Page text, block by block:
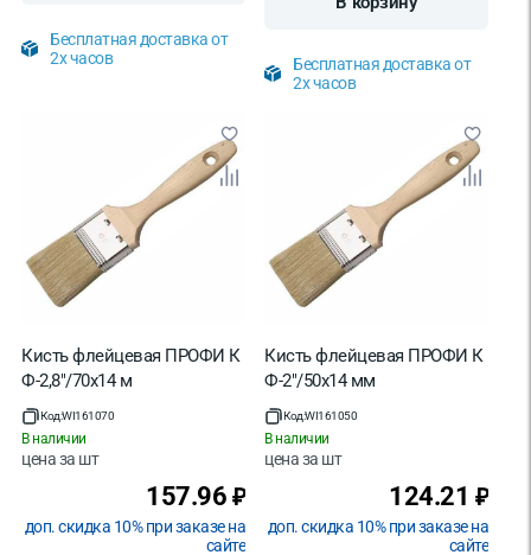
Бесплатная доставка от
2х часов
Бесплатная доставка от
2х часов
Кисть флейцевая ПРОФИ К
Ф-2,8"/70х14 м
Код:WI161070
В наличии
цена за шт
157.96 ₽
доп. скидка 10% при заказе на
сайте
Кисть флейцевая ПРОФИ К
Ф-2"/50х14 мм
Код:WI161050
В наличии
цена за шт
124.21 ₽
доп. скидка 10% при заказе на
сайте